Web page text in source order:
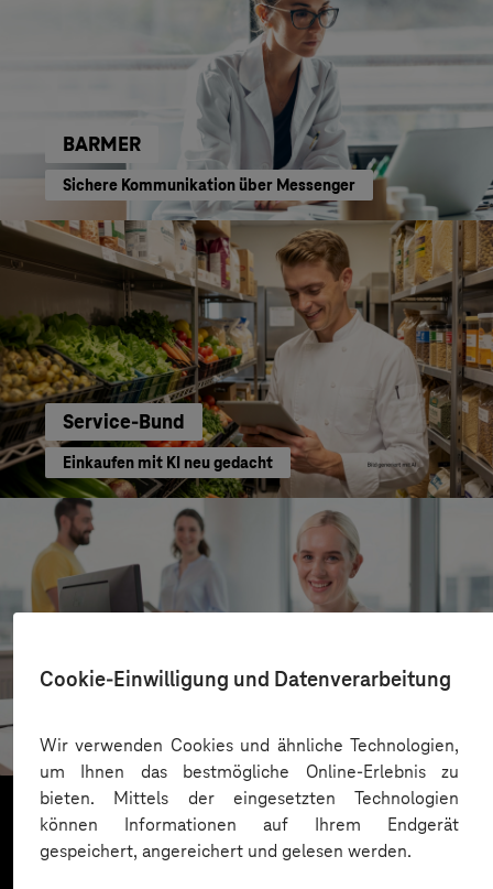
Cookie-Einwilligung und Datenverarbeitung
Wir verwenden Cookies und ähnliche Technologien,
um Ihnen das bestmögliche Online-Erlebnis zu
bieten. Mittels der eingesetzten Technologien
können Informationen auf Ihrem Endgerät
gespeichert, angereichert und gelesen werden.
BARMER
Sichere Kommunikation über Messenger
Service-Bund
Einkaufen mit KI neu gedacht
Kreis Bergstraße
KI für moderne Verwaltung
Mehr laden